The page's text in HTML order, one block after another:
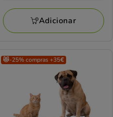
avaliações
19.99€
Adicionar
😻-25% compras +35€